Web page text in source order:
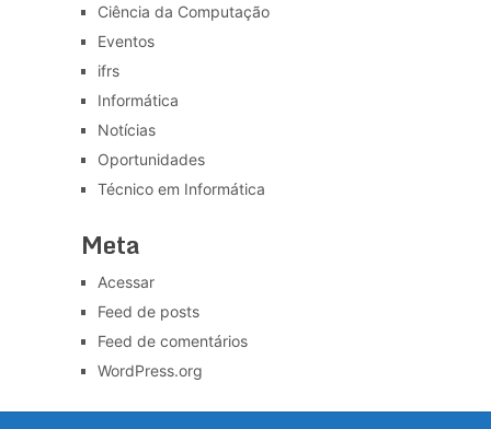
Ciência da Computação
Eventos
ifrs
Informática
Notícias
Oportunidades
Técnico em Informática
Meta
Acessar
Feed de posts
Feed de comentários
WordPress.org